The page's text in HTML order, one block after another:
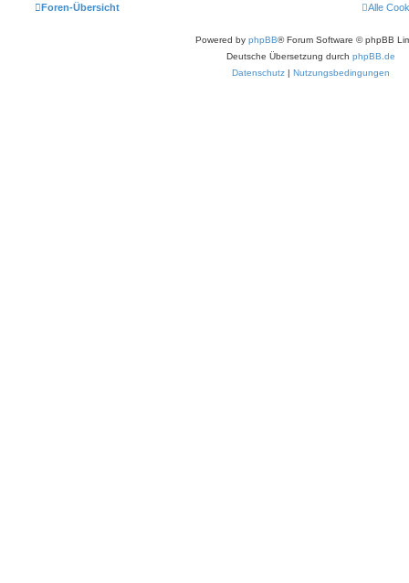
Foren-Übersicht Alle
Powered by phpBB® Forum Software © phpBB
Deutsche Übersetzung durch phpBB.de
Datenschutz | Nutzungsbedingungen